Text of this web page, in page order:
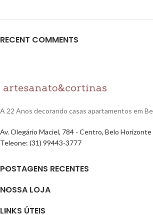
RECENT COMMENTS
A 22 Anos decorando casas apartamentos em
Av. Olegário Maciel, 784 - Centro, Belo
Teleone: (31) 99443-3777
POSTAGENS RECENTES
NOSSA LOJA
LINKS ÚTEIS